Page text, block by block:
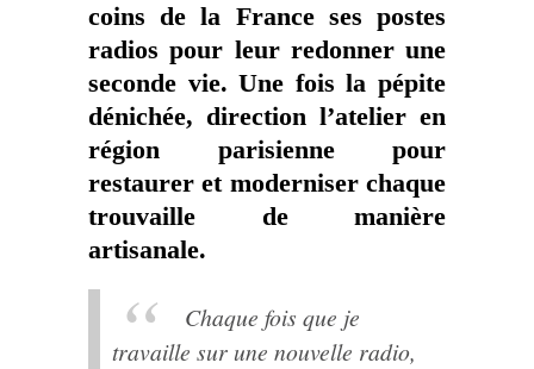
coins de la France ses postes
radios pour leur redonner une
seconde vie. Une fois la pépite
dénichée, direction l’atelier en
région parisienne pour
restaurer et moderniser chaque
trouvaille de manière
artisanale.
Chaque fois que je
travaille sur une nouvelle radio,